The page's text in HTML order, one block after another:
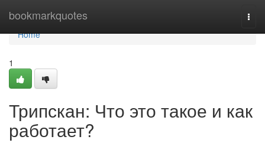
bookmarkquotes
Home
Home
1
Трипскан: Что это такое и как
работает?